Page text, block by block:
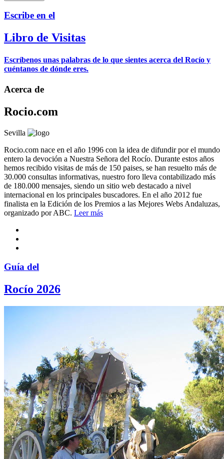
Escribe en el
Libro de Visitas
Escríbenos unas palabras de lo que sientes acerca del Rocío y
cuéntanos de dónde eres.
Acerca de
Rocio.com
Sevilla
Rocio.com nace en el año 1996 con la idea de difundir por el mundo
entero la devoción a Nuestra Señora del Rocío. Durante estos años
hemos recibido visitas de más de 150 paises, se han resuelto más de
30.000 consultas informativas, nuestro foro lleva contabilizado más
de 180.000 mensajes, siendo un sitio web destacado a nivel
internacional en los principales buscadores. En el año 2012 fue
finalista en la Edición de los Premios a las Mejores Webs Andaluzas,
organizado por ABC. Leer más
Guía del
Rocío 2026